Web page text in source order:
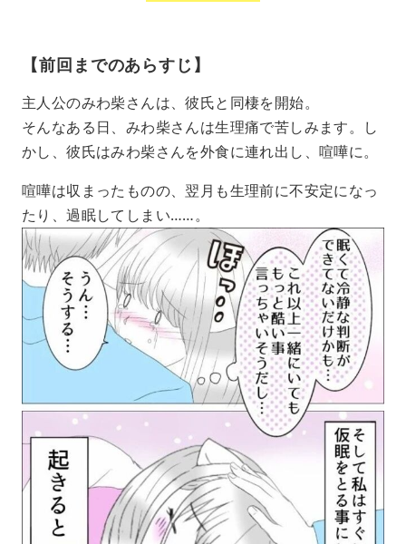
【前回までのあらすじ】
主人公のみわ柴さんは、彼氏と同棲を開始。
そんなある日、みわ柴さんは生理痛で苦しみます。し
かし、彼氏はみわ柴さんを外食に連れ出し、喧嘩に。
喧嘩は収まったものの、翌月も生理前に不安定になっ
たり、過眠してしまい……。